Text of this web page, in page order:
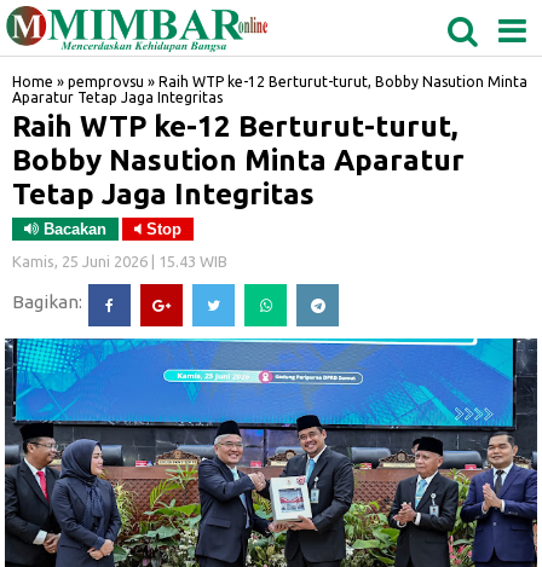
BIDANGRO
Home » pemprovsu » Raih WTP ke-12 Berturut-turut, Bobby Nasution Minta
Aparatur Tetap Jaga Integritas
Raih WTP ke-12 Berturut-turut,
Bobby Nasution Minta Aparatur
Tetap Jaga Integritas
Bacakan Stop
Kamis, 25 Juni 2026 | 15.43 WIB
Bagikan: